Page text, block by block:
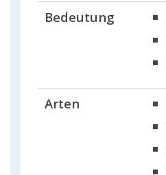
Bedeutung
Arten